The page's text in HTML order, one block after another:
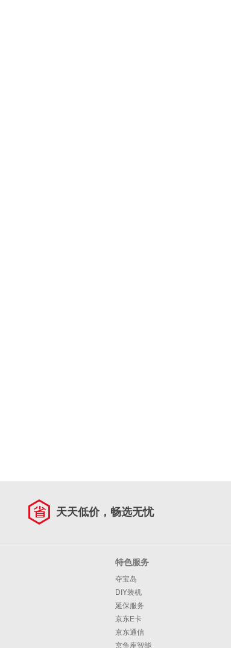
天天低价，畅选无忧
特色服务
夺宝岛
DIY装机
延保服务
京东E卡
京东通信
京鱼座智能